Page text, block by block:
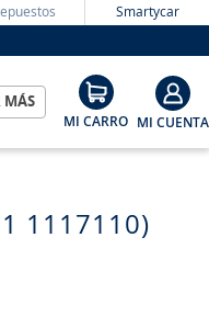
Smartycar
MÁS
1117110)